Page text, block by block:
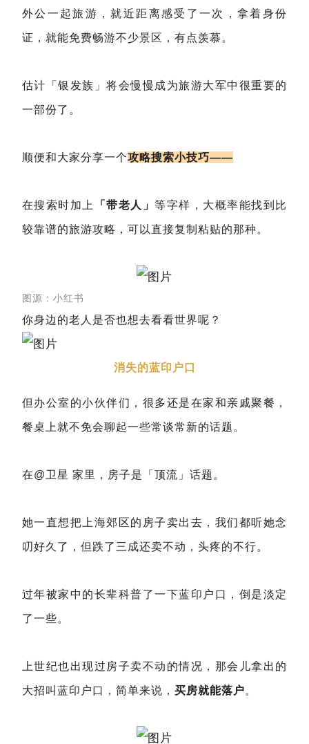
外公一起旅游，就近距离感受了一次，拿着身份
证，就能免费畅游不少景区，有点羡慕。
估计「银发族」将会慢慢成为旅游大军中很重要的
一部份了。
顺便和大家分享一个攻略搜索小技巧——
在搜索时加上 「带老人」等字样，大概率能找到比
较靠谱的旅游攻略，可以直接复制粘贴的那种。
图源：小红书
你身边的老人是否也想去看看世界呢？
消失的蓝印户口
但办公室的小伙伴们，很多还是在家和亲戚聚餐，
餐桌上就不免会聊起一些常谈常新的话题。
在@卫星 家里，房子是「顶流」话题。
她一直想把上海郊区的房子卖出去，我们都听她念
叨好久了，但跌了三成还卖不动，头疼的不行。
过年被家中的长辈科普了一下蓝印户口，倒是淡定
了一些。
上世纪也出现过房子卖不动的情况，那会儿拿出的
大招叫蓝印户口，简单来说， 买房就能落户。